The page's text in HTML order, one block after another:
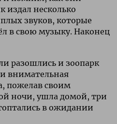
издал несколько
звуков, которые
в свою музыку. Наконец
разошлись и зоопарк
и внимательная
пожелав своим
ночи, ушла домой, три
в ожидании